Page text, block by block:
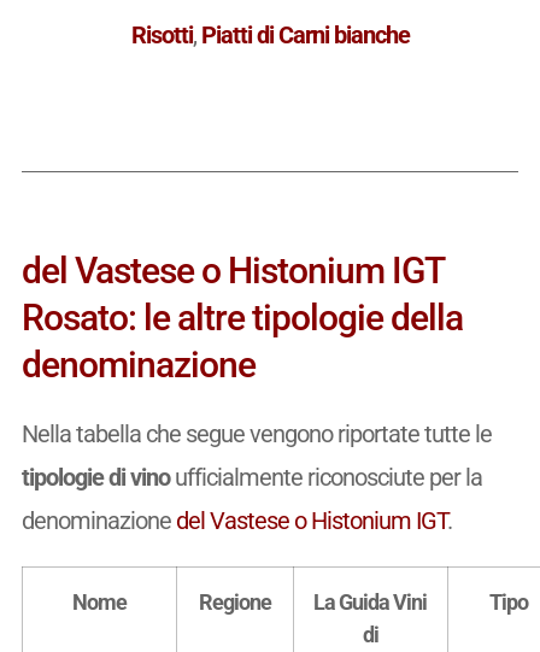
Risotti, Piatti di Carni bianche
del Vastese o Histonium IGT
Rosato: le altre tipologie della
denominazione
Nella tabella che segue vengono riportate tutte le
tipologie di vinoufficialmente riconosciute per la
denominazione del Vastese o Histonium IGT.
Nome Regione
La Guida Vini
di
Tipo